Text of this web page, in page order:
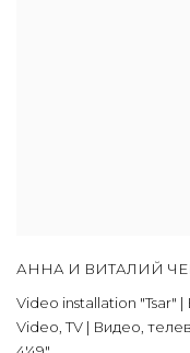
АННА И ВИТАЛИЙ
Video installation "Tsar"
Video,TV | Видео,